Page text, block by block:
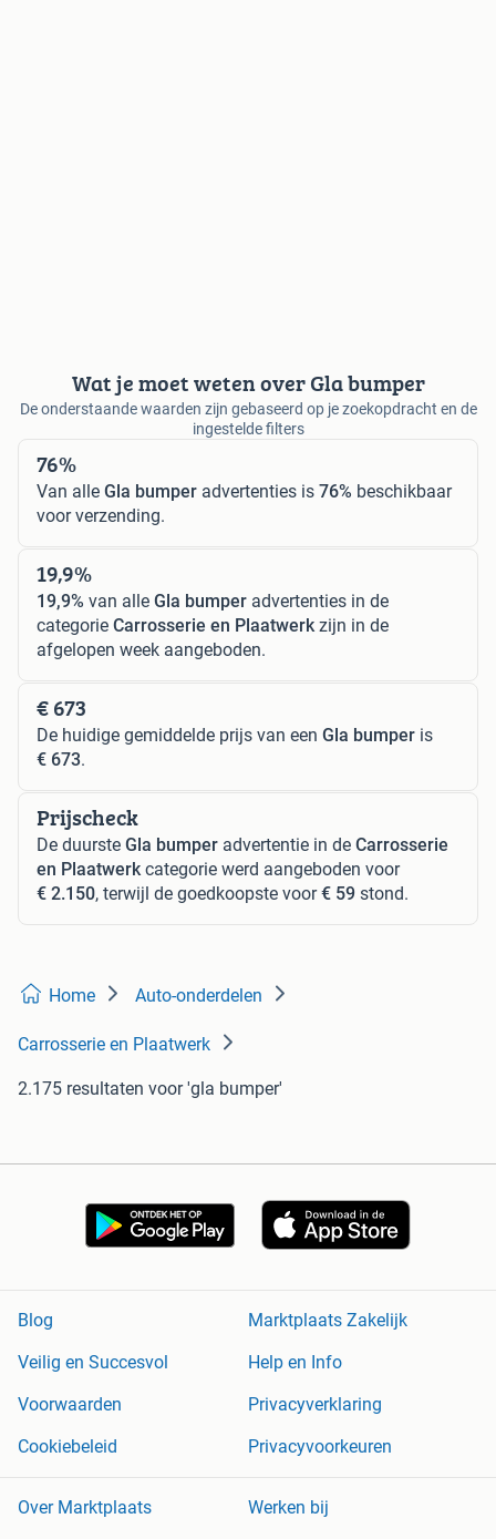
Wat je moet weten over Gla bumper
De onderstaande waarden zijn gebaseerd op je zoekopdracht en de
ingestelde filters
76%
Van alle Gla bumper advertenties is 76% beschikbaar
voor verzending.
19,9%
19,9% van alle Gla bumper advertenties in de
categorie Carrosserie en Plaatwerkzijn in de
afgelopen week aangeboden.
€ 673
De huidige gemiddelde prijs van een Gla bumper is
€ 673.
Prijscheck
De duurste Gla bumper advertentie in de Carrosserie
en Plaatwerkcategorie werd aangeboden voor
€ 2.150, terwijl de goedkoopste voor€ 59 stond.
Home Auto-onderdelen
Carrosserie en Plaatwerk
2.175 resultaten voor 'gla bumper'
Blog
Marktplaats Zakelijk
Veilig en Succesvol
Help en Info
Voorwaarden
Privacyverklaring
Cookiebeleid
Privacyvoorkeuren
Over Marktplaats Werken bij